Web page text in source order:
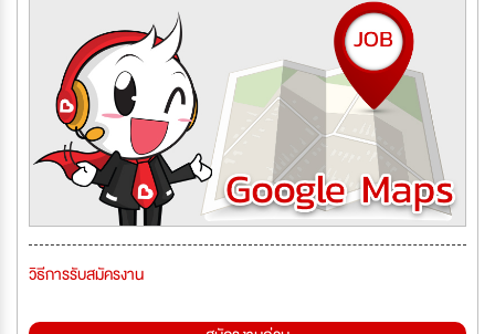
วิธีการรับสมัครงาน